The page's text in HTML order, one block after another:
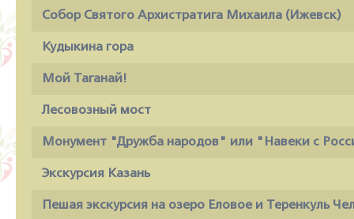
Собор Святого Архистратига Михаила (Ижевск)
Кудыкина гора
Мой Таганай!
Лесовозный мост
Монумент "Дружба народов" или "Навеки с
Экскурсия Казань
Пешая экскурсия на озеро Еловое и Теренкуль